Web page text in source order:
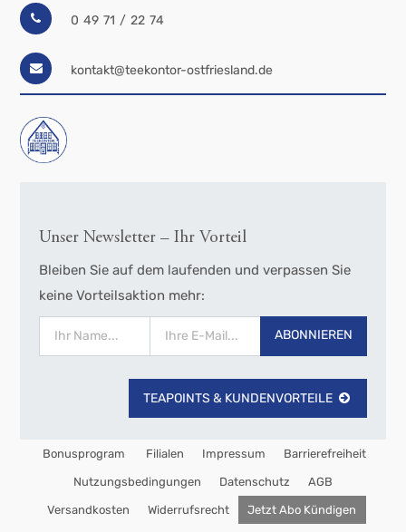
0 49 71 / 22 74
kontakt@teekontor-ostfriesland.de
Unser Newsletter – Ihr Vorteil
Bleiben Sie auf dem laufenden und verpassen Sie
keine Vorteilsaktion mehr:
ABONNIEREN
TEAPOINTS & KUNDENVORTEILE
Bonusprogram Filialen Impressum Barrierefreiheit
Nutzungsbedingungen Datenschutz AGB
Versandkosten Widerrufsrecht Jetzt Abo Kündigen